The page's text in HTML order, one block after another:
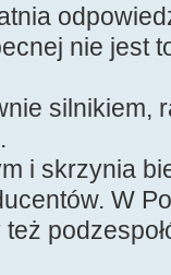
nie jest
silnikiem,
i skrzynia
W